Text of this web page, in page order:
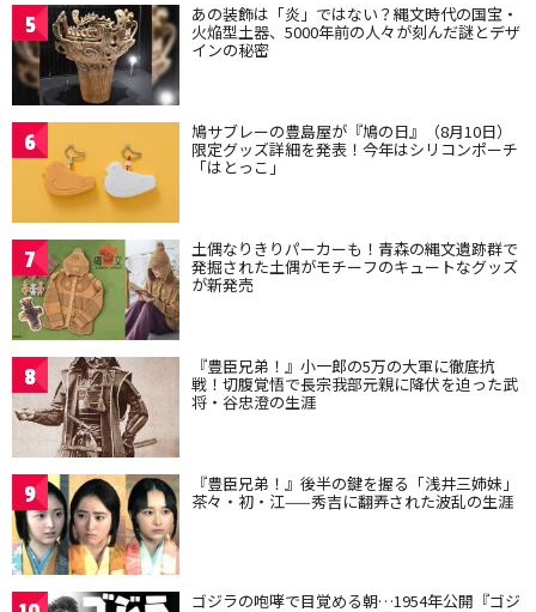
5 あの装飾は「炎」ではない？縄文時代の国宝・
火焔型土器、5000年前の人々が刻んだ謎とデザ
インの秘密
6 鳩サブレーの豊島屋が『鳩の日』（8月10日）
限定グッズ詳細を発表！今年はシリコンポーチ
「はとっこ」
7 土偶なりきりパーカーも！青森の縄文遺跡群で
発掘された土偶がモチーフのキュートなグッズ
が新発売
8 『豊臣兄弟！』小一郎の5万の大軍に徹底抗
戦！切腹覚悟で長宗我部元親に降伏を迫った武
将・谷忠澄の生涯
9 『豊臣兄弟！』後半の鍵を握る「浅井三姉妹」
茶々・初・江——秀吉に翻弄された波乱の生涯
ゴジラの咆哮で目覚める朝…1954年公開『ゴジ